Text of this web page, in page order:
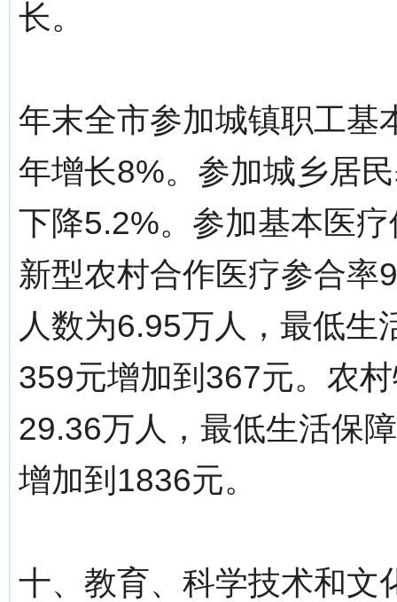
长。
年末全市参加城镇职工基
年增长8%。参加城乡居
下降5.2%。参加基本医
新型农村合作医疗参合率
人数为6.95万人，最低生
359元增加到367元。农
29.36万人，最低生活保
增加到1836元。
十、教育、科学技术和文